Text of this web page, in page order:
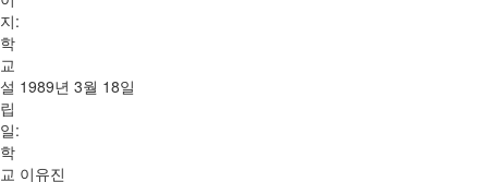
지:
학
교
설
립
일:
1989년 3월 18일
학
교 이유진